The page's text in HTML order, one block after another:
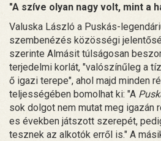
"A szíve olyan nagy volt, mint a
Valuska László a Puskás-
szembenézés közösségi
szerinte Almásit túlságosan
terjedelmi korlát, "valószínűleg a
ő igazi terepe", ahol majd minden
teljességében bomolhat ki: "A
sok dolgot nem mutat meg igazán
es években játszott szerepét,
tesznek az alkotók erről is." A